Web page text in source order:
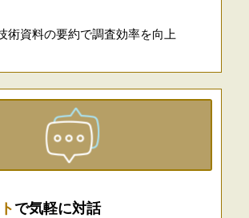
術資料の要約で調査効率を向上
で気軽に対話